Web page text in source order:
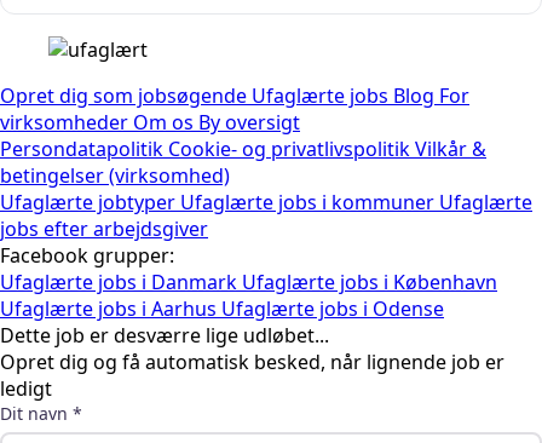
Opret dig som jobsøgende Ufaglærte jobs Blog For
virksomheder Om os By oversigt
Persondatapolitik Cookie- og privatlivspolitikVilkår &
betingelser (virksomhed)
Ufaglærte jobtyper Ufaglærte jobs i kommuner Ufaglærte
jobs efter arbejdsgiver
Facebook grupper:
Ufaglærte jobs i Danmark Ufaglærte jobs i København
Ufaglærte jobs i Aarhus Ufaglærte jobs i Odense
Dette job er desværre lige udløbet...
Opret dig og få automatisk besked, når lignende job er
ledigt
Dit navn *